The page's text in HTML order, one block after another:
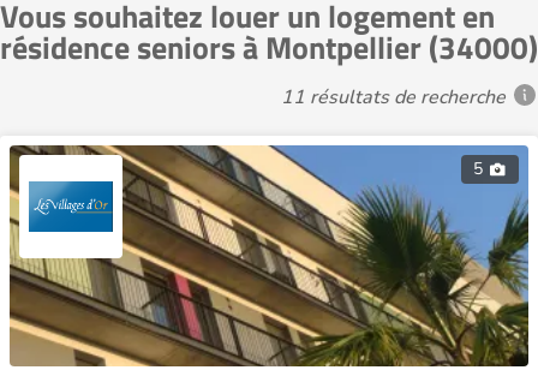
Vous souhaitez louer un logement en
résidence seniors à Montpellier (34000)
11 résultats de recherche
5